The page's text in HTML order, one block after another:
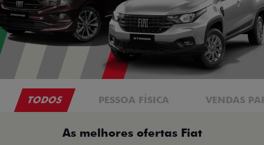
TODOS PESSOA FÍSICA VENDAS
As melhores ofertas Fiat